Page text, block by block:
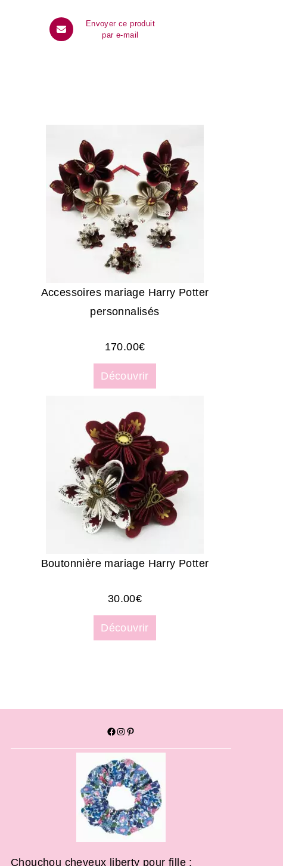
Envoyer ce produit
par e-mail
Accessoires mariage Harry Potter
personnalisés
170.00€
Découvrir
Boutonnière mariage Harry Potter
30.00€
Découvrir
Chouchou cheveux liberty pour fille :